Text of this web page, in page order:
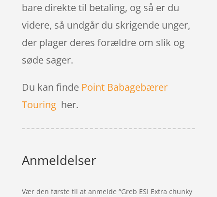
bare direkte til betaling, og så er du
videre, så undgår du skrigende unger,
der plager deres forældre om slik og
søde sager.
Du kan finde Point Babagebærer
Touringher.
Anmeldelser
Vær den første til at anmelde “Greb ESI Extra chunky